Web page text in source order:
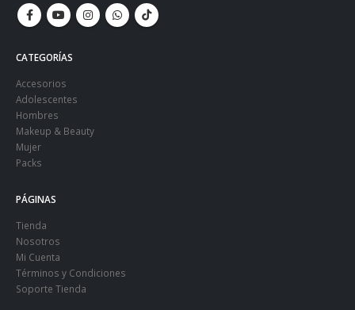
CATEGORÍAS
Accesorios
Adolescentes
Hombres
Makeup & Beauty
Mujer
Packs
PÁGINAS
Tienda
Nosotros
Mi Cuenta
Términos y Condiciones
Soporte Tienda